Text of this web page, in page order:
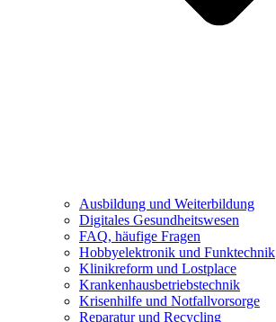
Ausbildung und Weiterbildung
Digitales Gesundheitswesen
FAQ, häufige Fragen
Hobbyelektronik und Funktechnik
Klinikreform und Lostplace
Krankenhausbetriebstechnik
Krisenhilfe und Notfallvorsorge
Reparatur und Recycling